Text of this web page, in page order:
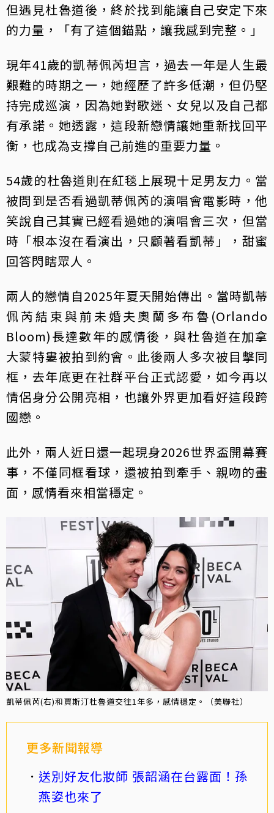
但遇見杜魯道後，終於找到能讓自己安定下來
的力量，「有了這個錨點，讓我感到完整。」
現年41歲的凱蒂佩芮坦言，過去一年是人生最
艱難的時期之一，她經歷了許多低潮，但仍堅
持完成巡演，因為她對歌迷、女兒以及自己都
有承諾。她透露，這段新戀情讓她重新找回平
衡，也成為支撐自己前進的重要力量。
54歲的杜魯道則在紅毯上展現十足男友力。當
被問到是否看過凱蒂佩芮的演唱會電影時，他
笑說自己其實已經看過她的演唱會三次，但當
時「根本沒在看演出，只顧著看凱蒂」，甜蜜
回答閃瞎眾人。
兩人的戀情自2025年夏天開始傳出。當時凱蒂
佩芮結束與前未婚夫奧蘭多布魯(Orlando
Bloom)長達數年的感情後，與杜魯道在加拿
大蒙特婁被拍到約會。此後兩人多次被目擊同
框，去年底更在社群平台正式認愛，如今再以
情侶身分公開亮相，也讓外界更加看好這段跨
國戀。
此外，兩人近日還一起現身2026世界盃開幕賽
事，不僅同框看球，還被拍到牽手、親吻的畫
面，感情看來相當穩定。
凱蒂佩芮(右)和賈斯汀杜魯道交往1年多，感情穩定。（美聯社）
更多新聞報導
送別好友化妝師 張韶涵在台露面！孫
燕姿也來了